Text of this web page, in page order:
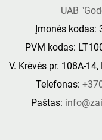
UAB
Įmonės kodas:
PVM kodas:
V. Krėvės pr. 108A-
Telefonas:
Paštas: